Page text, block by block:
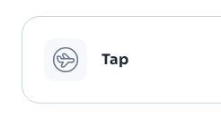
Tap